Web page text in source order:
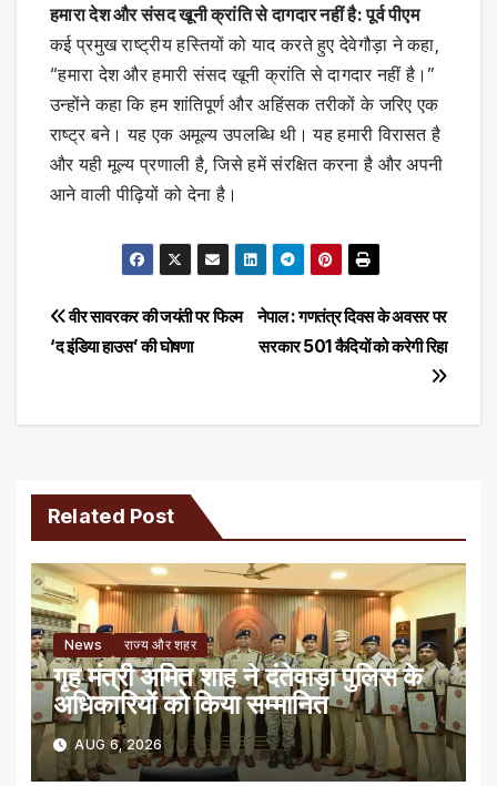
हमारा देश और संसद खूनी क्रांति से दागदार नहीं है: पूर्व पीएम
कई प्रमुख राष्ट्रीय हस्तियों को याद करते हुए देवेगौड़ा ने कहा,
“हमारा देश और हमारी संसद खूनी क्रांति से दागदार नहीं है।”
उन्होंने कहा कि हम शांतिपूर्ण और अहिंसक तरीकों के जरिए एक
राष्ट्र बने। यह एक अमूल्य उपलब्धि थी। यह हमारी विरासत है
और यही मूल्य प्रणाली है, जिसे हमें संरक्षित करना है और अपनी
आने वाली पीढ़ियों को देना है।
Post
navigation
नेपाल : गणतंत्र दिवस के अवसर पर
सरकार 501 कैदियों को करेगी रिहा
वीर सावरकर की जयंती पर फिल्म
‘द इंडिया हाउस’ की घोषणा
Related Post
News राज्य और शहर
गृह मंत्री अमित शाह ने दंतेवाड़ा पुलिस के
अधिकारियों को किया सम्मानित
AUG 6, 2026